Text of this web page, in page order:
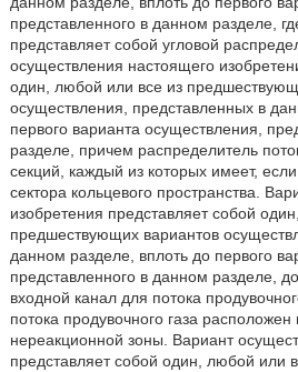
представленного в данном разделе,
представляет собой угловой
осуществления настоящего
один, любой или все из
осуществления, представленных в
первого варианта осуществления,
разделе, причем распределитель
секций, каждый из которых имеет,
сектора кольцевого пространства.
изобретения представляет собой
предшествующих вариантов
данном разделе, вплоть до первого
представленного в данном разделе,
входной канал для потока
потока продувочного газа расположен
нереакционной зоны. Вариант
представляет собой один, любой или